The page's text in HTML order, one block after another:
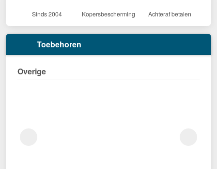
Sinds 2004 Kopersbescherming Achteraf betalen
Toebehoren
Overige